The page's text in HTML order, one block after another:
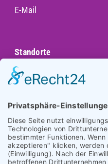
E-Mail
Standorte
Augsburg
Darmstadt
Frankfurt
Heidelberg
Hofheim am